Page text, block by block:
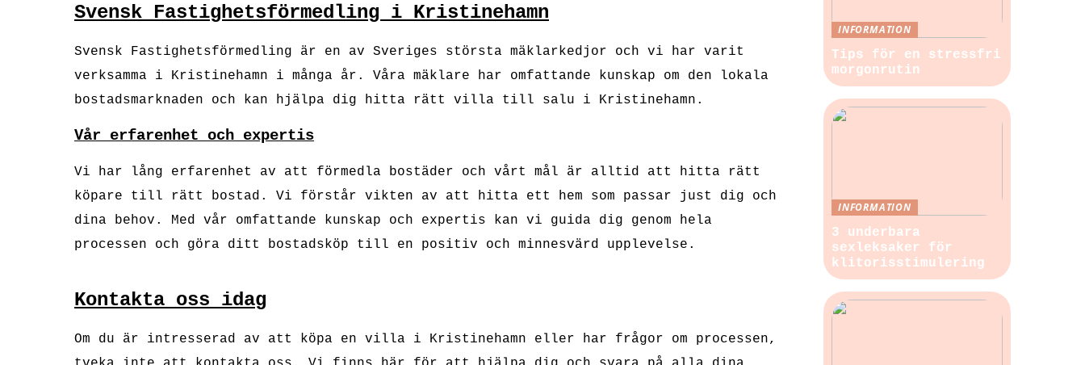
Svensk Fastighetsförmedling i Kristinehamn
Svensk Fastighetsförmedling är en av Sveriges största mäklarkedjor och vi har varit
verksamma i Kristinehamn i många år. Våra mäklare har omfattande kunskap om den lokala
bostadsmarknaden och kan hjälpa dig hitta rätt villa till salu i Kristinehamn.
Vår erfarenhet och expertis
Vi har lång erfarenhet av att förmedla bostäder och vårt mål är alltid att hitta rätt
köpare till rätt bostad. Vi förstår vikten av att hitta ett hem som passar just dig och
dina behov. Med vår omfattande kunskap och expertis kan vi guida dig genom hela
processen och göra ditt bostadsköp till en positiv och minnesvärd upplevelse.
Kontakta oss idag
Om du är intresserad av att köpa en villa i Kristinehamn eller har frågor om processen,
INFORMATION
Tips för en stressfri
morgonrutin
INFORMATION
3 underbara
sexleksaker för
klitorisstimulering